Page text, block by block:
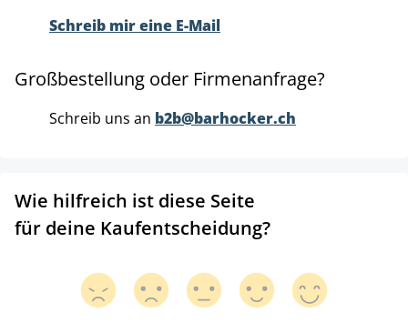
Schreib mir eine E-Mail
Großbestellung oder Firmenanfrage?
Schreib uns an b2b@barhocker.ch
Wie hilfreich ist diese Seite
für deine Kaufentscheidung?